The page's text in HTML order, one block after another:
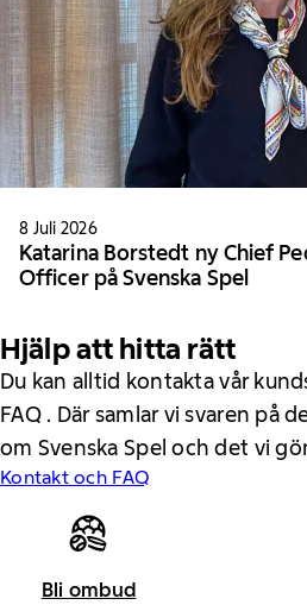
8 Juli 2026
Katarina Borstedt ny Chief
Officer på Svenska Spel
Hjälp att hitta rätt
Du kan alltid kontakta vår
FAQ . Där samlar vi svaren på
om Svenska Spel och det vi
Kontakt och FAQ
Bli ombud